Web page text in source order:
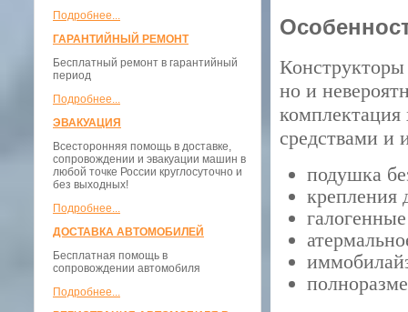
Подробнее...
ГАРАНТИЙНЫЙ РЕМОНТ
Бесплатный ремонт в гарантийный
период
Подробнее...
ЭВАКУАЦИЯ
Всесторонняя помощь в доставке,
сопровождении и эвакуации машин в
любой точке России круглосуточно и
без выходных!
Подробнее...
ДОСТАВКА АВТОМОБИЛЕЙ
Бесплатная помощь в
сопровождении автомобиля
Подробнее...
но и
средствами и
подушка
крепления